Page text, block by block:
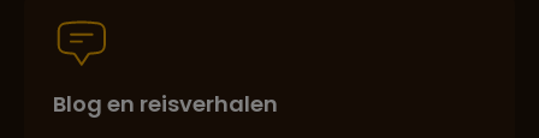
Reiszekerheid met Sawadee
Blog en reisverhalen